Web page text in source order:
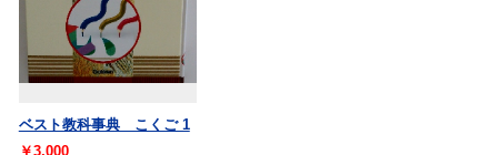
ベスト教科事典 こくご 1
￥3,000